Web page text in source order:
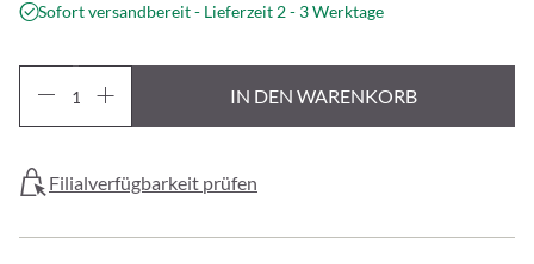
Sofort versandbereit - Lieferzeit 2 - 3 Werktage
IN DEN WARENKORB
Filialverfügbarkeit prüfen